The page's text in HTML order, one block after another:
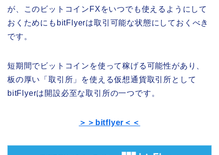
が、このビットコインFXをいつでも使えるようにして
おくためにもbitFlyerは取引可能な状態にしておくべき
です。
短期間でビットコインを使って稼げる可能性があり、
板の厚い「取引所」を使える仮想通貨取引所として
bitFlyerは開設必至な取引所の一つです。
＞＞bitflyer＜＜